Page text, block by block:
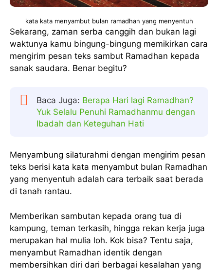
kata kata menyambut bulan ramadhan yang menyentuh
Sekarang, zaman serba canggih dan bukan lagi
waktunya kamu bingung-bingung memikirkan cara
mengirim pesan teks sambut Ramadhan kepada
sanak saudara. Benar begitu?
Baca Juga: Berapa Hari lagi Ramadhan?
Yuk Selalu Penuhi Ramadhanmu dengan
Ibadah dan Keteguhan Hati
Menyambung silaturahmi dengan mengirim pesan
teks berisi kata kata menyambut bulan Ramadhan
yang menyentuh adalah cara terbaik saat berada
di tanah rantau.
Memberikan sambutan kepada orang tua di
kampung, teman terkasih, hingga rekan kerja juga
merupakan hal mulia loh. Kok bisa? Tentu saja,
menyambut Ramadhan identik dengan
membersihkan diri dari berbagai kesalahan yang